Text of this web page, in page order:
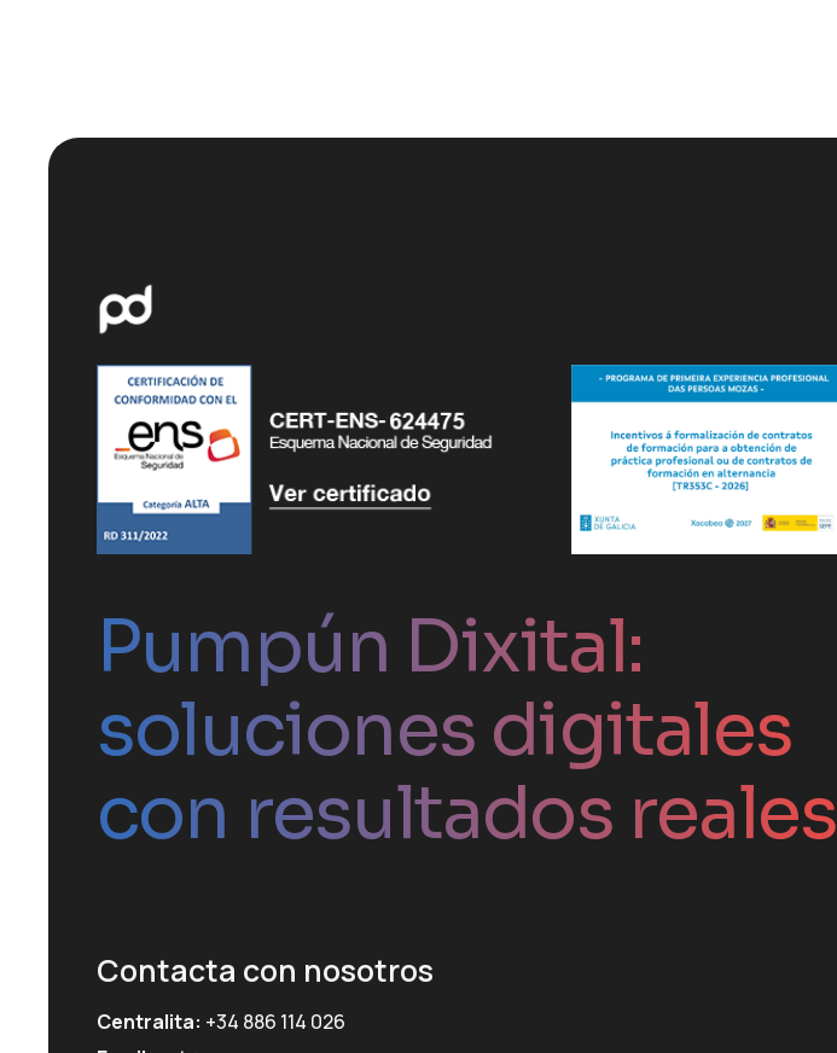
Pumpún Dixital:
soluciones digitales
con resultados reales
Contacta con nosotros
Centralita: +34 886 114 026